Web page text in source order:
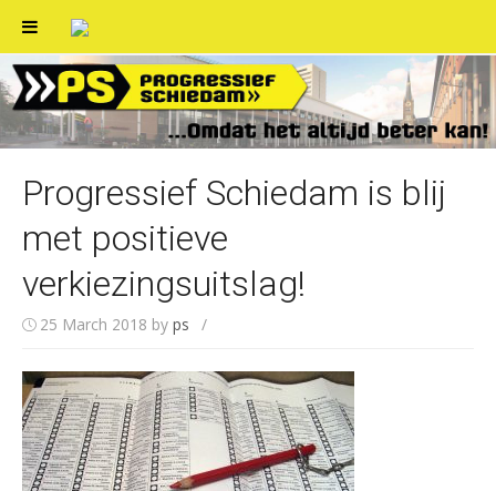
Skip
to
content
Progressief Schiedam is blij
met positieve
verkiezingsuitslag!
25 March 2018 by ps /